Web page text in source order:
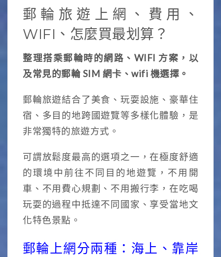
郵輪旅遊上網、費用、
WIFI、怎麼買最划算？
整理搭乘郵輪時的網路、WIFI 方案，以
及常見的郵輪 SIM 網卡、wifi 機選擇。
郵輪旅遊結合了美食、玩耍設施、豪華住
宿、多目的地跨國遊覽等多樣化體驗，是
非常獨特的旅遊方式。
可謂放鬆度最高的選項之一，在極度舒適
的環境中前往不同目的地遊覽，不用開
車、不用費心規劃、不用搬行李，在吃喝
玩耍的過程中抵達不同國家、享受當地文
化特色景點。
郵輪上網分兩種：海上、靠岸